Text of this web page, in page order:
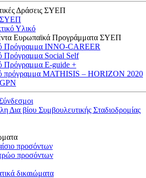
Δράσεις ΣΥΕΠ
ΣΥΕΠ
Υλικό
Ευρωπαϊκά Προγράμματα ΣΥΕΠ
Πρόγραμμα INNO-CAREER
Πρόγραμμα Social Self
Πρόγραμμα E-guide +
πρόγραμμα MATHISIS – HORIZON 2020
Δια βίου Συμβουλευτικής Σταδιοδρομίας
προσόντων
προσόντων
δικαιώματα